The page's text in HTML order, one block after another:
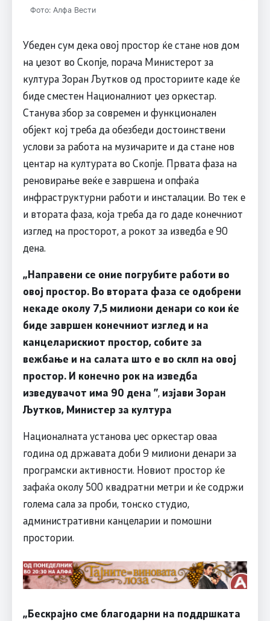
Фото: Алфа Вести
Убеден сум дека овој простор ќе стане нов дом
на џезот во Скопје, порача Министерот за
култура Зоран Љутков од просториите каде ќе
биде сместен Националниот џез оркестар.
Станува збор за современ и функционален
објект кој треба да обезбеди достоинствени
услови за работа на музичарите и да стане нов
центар на културата во Скопје. Првата фаза на
реновирање веќе е завршена и опфаќа
инфраструктурни работи и инсталации. Во тек е
и втората фаза, која треба да го даде конечниот
изглед на просторот, а рокот за изведба е 90
дена.
„Направени се оние погрубите работи во
овој простор. Во втората фаза се одобрени
некаде околу 7,5 милиони денари со кои ќе
биде завршен конечниот изглед и на
канцеларискиот простор, собите за
вежбање и на салата што е во склп на овој
простор. И конечно рок на изведба
изведувачот има 90 дена ”, изјави Зоран
Љутков, Министер за култура
Националната установа џес оркестар оваа
година од државата доби 9 милиони денари за
програмски активности. Новиот простор ќе
зафаќа околу 500 квадратни метри и ќе содржи
голема сала за проби, тонско студио,
административни канцеларии и помошни
простории.
„Бескрајно сме благодарни на поддршката